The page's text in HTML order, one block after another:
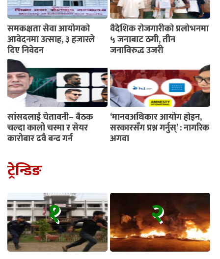
समकक्षता सेवा आयोगको
आवेदनमा उत्साह, ३ हजारले
दिए निवेदन
वैदेशिक रोजगारीको प्रलोभनमा
५ जनाबाट ठगी, तीन
जनाविरुद्ध उजुरी
सांसदलाई चेतावनी– बैठक
चल्दा कालो चस्मा र सेयर
कारोबार दुवै बन्द गर्नू
‘मानवअधिकार आयोग होइन,
सरकारसँग प्रश्न गर्नुस्’ : नागरिक
अगुवा
ट्रेन्डिङ
१ २